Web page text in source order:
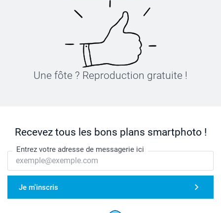
Une fôte ? Reproduction gratuite !
Recevez tous les bons plans smartphoto !
Entrez votre adresse de messagerie ici
Je m'inscris